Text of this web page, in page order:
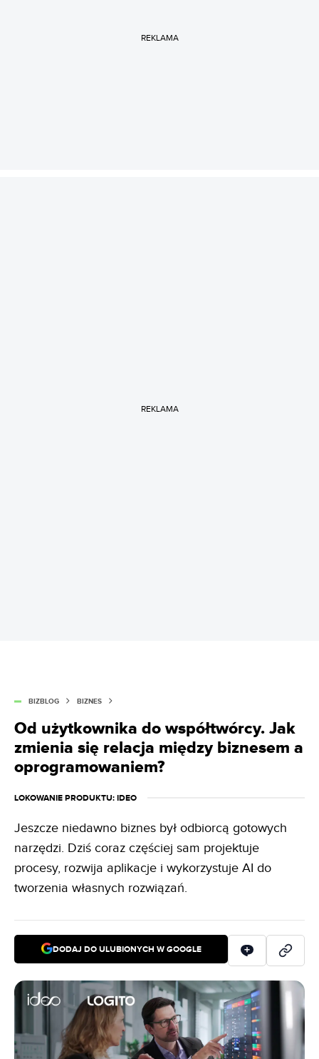
REKLAMA
REKLAMA
BIZBLOG BIZNES
Od użytkownika do współtwórcy. Jak
zmienia się relacja między biznesem a
oprogramowaniem?
LOKOWANIE PRODUKTU: IDEO
Jeszcze niedawno biznes był odbiorcą gotowych
narzędzi. Dziś coraz częściej sam projektuje
procesy, rozwija aplikacje i wykorzystuje AI do
tworzenia własnych rozwiązań.
DODAJ DO ULUBIONYCH W GOOGLE